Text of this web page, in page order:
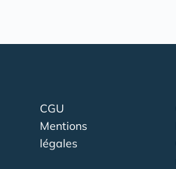
CGU
Mentions
légales